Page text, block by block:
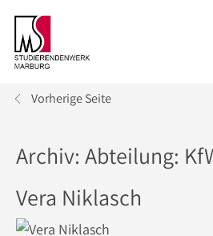
Vorherige Seite
Archiv: Abteilung:
Vera Niklasch